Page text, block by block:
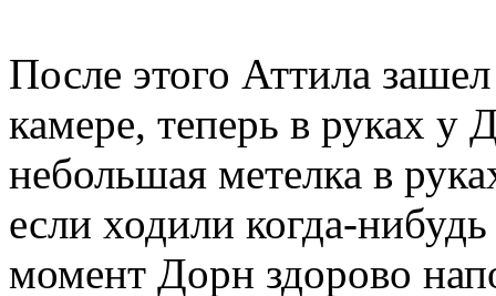
После этого Аттила
камере, теперь в руках у
небольшая метелка в
если ходили когда-
момент Дорн здорово